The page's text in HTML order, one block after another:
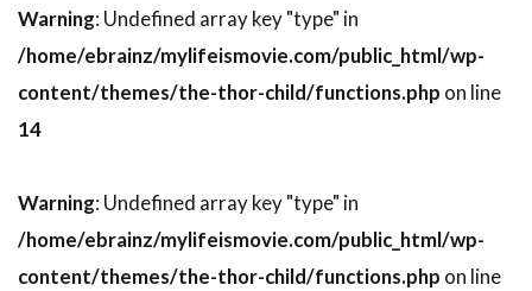
ジョージア・キング
ジョージャ・フォックス
ジョージ・アボット
ジョージ・ウィング
ジョージ・ウォレス
ジョージ・コー
Warning: Undefined array key "type" in
/home/ebrainz/mylifeismovie.com/public_html/wp-
content/themes/the-thor-child/functions.php on line
14
Warning: Undefined array key "type" in
/home/ebrainz/mylifeismovie.com/public_html/wp-
content/themes/the-thor-child/functions.php on line